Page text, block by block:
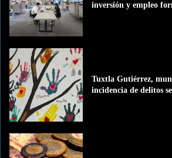
inversión y empleo
Tuxtla Gutiérrez,
incidencia de delitos